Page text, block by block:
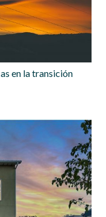
en la transición